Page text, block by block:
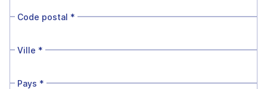
Code postal *
Ville *
Pays *